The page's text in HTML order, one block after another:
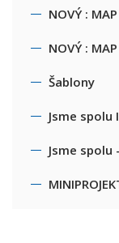
NOVÝ :
NOVÝ :
Šablony
Jsme
Jsme